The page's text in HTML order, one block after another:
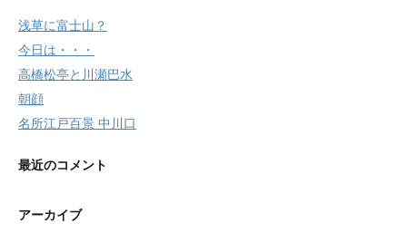
浅草に富士山？
今日は・・・
高橋松亭と川瀬巴水
朝顔
名所江戸百景 中川口
最近のコメント
アーカイブ